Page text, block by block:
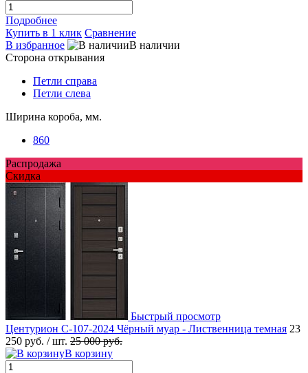
Подробнее
Купить в 1 клик Сравнение
В избранное
В наличии
Сторона открывания
Петли справа
Петли слева
Ширина короба, мм.
860
Распродажа
Скидка
Быстрый просмотр
Центурион С-107-2024 Чёрный муар - Лиственница темная 23
250 руб. / шт. 25 000 руб.
В корзину